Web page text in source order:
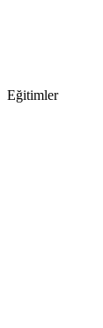
Eğitimler